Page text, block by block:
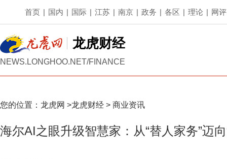
首页 | 国内 | 国际 | 江苏 | 南京 | 政务 | 各区 | 理论 | 网评
龙虎财经
NEWS.LONGHOO.NET/FINANCE
您的位置： 龙虎网 >龙虎财经 > 商业资讯
海尔AI之眼升级智慧家：从“替人家务”迈